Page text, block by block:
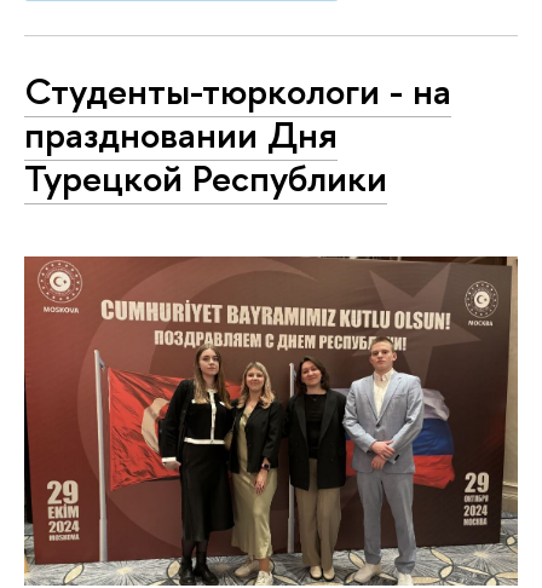
Студенты-тюркологи - на
праздновании Дня
Турецкой Республики